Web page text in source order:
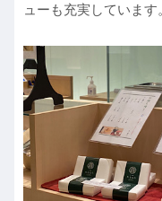
ューも充実しています